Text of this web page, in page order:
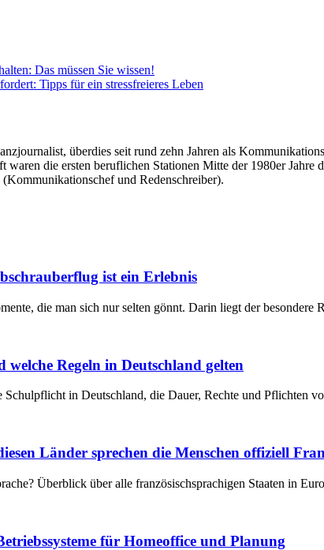
Das müssen Sie wissen!
Tipps für ein stressfreieres Leben
überdies seit rund zehn Jahren als
die ersten beruflichen Stationen Mitte der 1980er
und Redenschreiber).
ist ein Erlebnis
die man sich nur selten gönnt. Darin liegt der besondere
welche Regeln in Deutschland gelten
in Deutschland, die Dauer, Rechte und Pflichten
Länder sprechen die Menschen offiziell
Überblick über alle französischsprachigen Staaten in
für Homeoffice und Planung